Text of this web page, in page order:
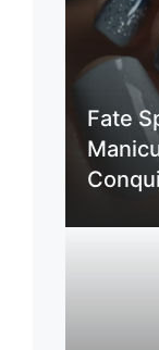
Fate